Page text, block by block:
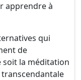
apprendre à
qui
de
soit la méditation